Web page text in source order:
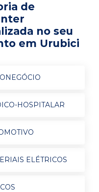
de
no seu
em Urubici
HOSPITALAR
ELÉTRICOS